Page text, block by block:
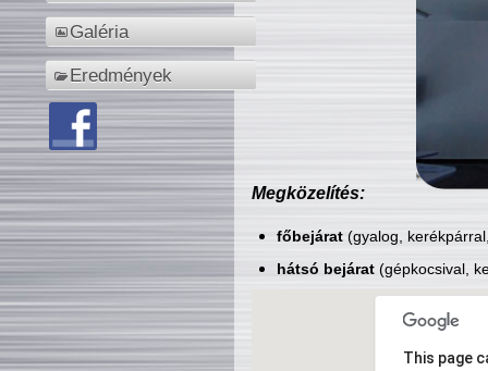
Galéria
Eredmények
Megközelítés:
főbejárat(gyalog,
hátsó bejárat(gépkocsival,
This page